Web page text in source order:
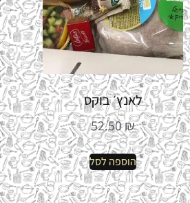
לאנץ׳ בוקס
52.50₪
הוספה לסל